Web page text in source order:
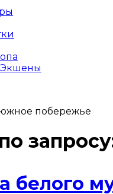
побережье
белого